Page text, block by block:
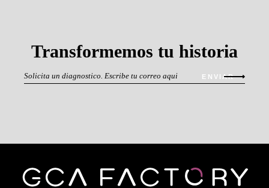
Transformemos tu historia
ENVIAR